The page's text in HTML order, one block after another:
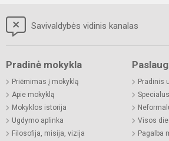
Savivaldybės vidinis kanalas
Pradinė mokykla
Priėmimas į mokyklą
Apie mokyklą
Mokyklos istorija
Ugdymo aplinka
Filosofija, misija, vizija
Pradinis
Visos
Pagalba